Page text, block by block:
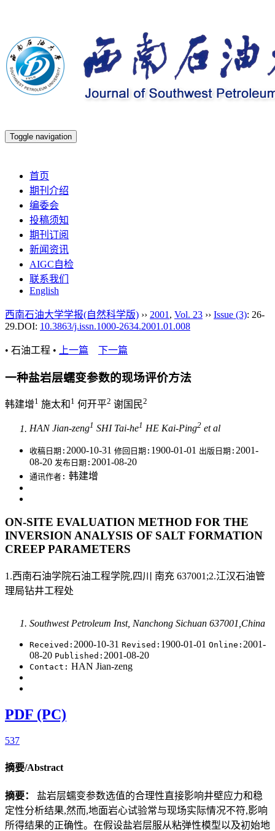
Toggle navigation
首页
期刊介绍
编委会
投稿须知
期刊订阅
新闻资讯
AIGC自检
联系我们
English
西南石油大学学报(自然科学版) ›› 2001 , Vol. 23 ›› Issue (3): 26-
29.DOI: 10.3863/j.issn.1000-2634.2001.01.008
• 石油工程 • 上一篇 下一篇
一种盐岩层蠕变参数的现场评价方法
韩建增1 施太和 1 何开平2 谢国民2
HAN Jian-zeng1 SHI Tai-he1 HE Kai-Ping2 et al
收稿日期: 2000-10-31 修回日期: 1900-01-01 出版日期: 2001-
08-20 发布日期: 2001-08-20
通讯作者: 韩建增
ON-SITE EVALUATION METHOD FOR THE
INVERSION ANALYSIS OF SALT FORMATION
CREEP PARAMETERS
1.西南石油学院石油工程学院,四川 南充 637001;2.江汉石油管
理局钻井工程处
Southwest Petroleum Inst, Nanchong Sichuan 637001,China
Received: 2000-10-31 Revised: 1900-01-01 Online: 2001-
08-20 Published: 2001-08-20
Contact: HAN Jian-zeng
PDF (PC)
537
摘要/Abstract
摘要： 盐岩层蠕变参数选值的合理性直接影响井壁应力和稳
定性分析结果,然而,地面岩心试验常与现场实际情况不符,影响
所得结果的正确性。在假设盐岩层服从粘弹性模型以及初始地